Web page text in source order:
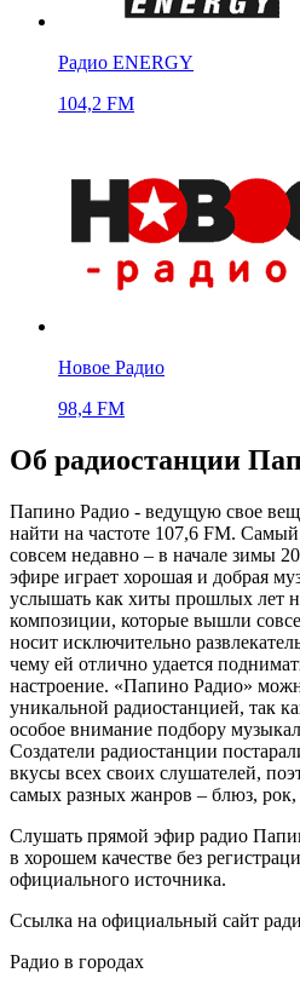
Радио ENERGY
104,2 FM
Новое Радио
98,4 FM
Об радиостанции
Папино Радио - ведущую свое
найти на частоте 107,6 FM.
совсем недавно – в начале зимы
эфире играет хорошая и добрая
услышать как хиты прошлых лет
композиции, которые вышли
носит исключительно
чему ей отлично удается
настроение. «Папино Радио»
уникальной радиостанцией, так
особое внимание подбору
Создатели радиостанции
вкусы всех своих слушателей,
самых разных жанров – блюз, рок,
Слушать прямой эфир радио
в хорошем качестве без
официального источника.
Ссылка на официальный сайт
Радио в городах